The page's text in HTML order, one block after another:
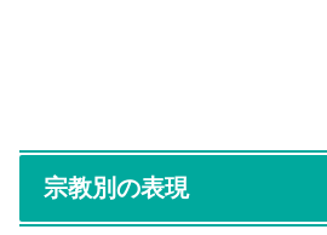
宗教別の表現